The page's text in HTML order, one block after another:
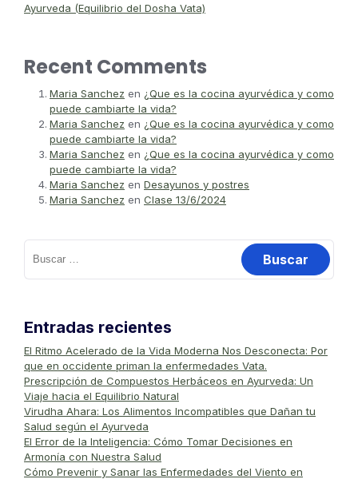
Ayurveda (Equilibrio del Dosha Vata)
Recent Comments
Maria Sanchez en ¿Que es la cocina ayurvédica y como
puede cambiarte la vida?
Maria Sanchez en ¿Que es la cocina ayurvédica y como
puede cambiarte la vida?
Maria Sanchez en ¿Que es la cocina ayurvédica y como
puede cambiarte la vida?
Maria Sanchez en Desayunos y postres
Maria Sanchez en Clase 13/6/2024
Entradas recientes
El Ritmo Acelerado de la Vida Moderna Nos Desconecta: Por
que en occidente priman la enfermedades Vata.
Prescripción de Compuestos Herbáceos en Ayurveda: Un
Viaje hacia el Equilibrio Natural
Virudha Ahara: Los Alimentos Incompatibles que Dañan tu
Salud según el Ayurveda
El Error de la Inteligencia: Cómo Tomar Decisiones en
Armonía con Nuestra Salud
Cómo Prevenir y Sanar las Enfermedades del Viento en